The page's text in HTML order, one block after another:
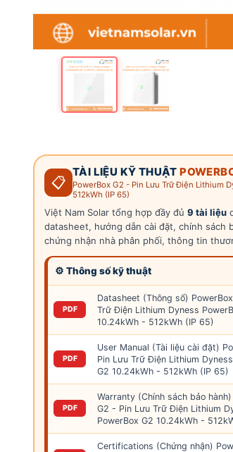
📋
TÀI LIỆU KỸ THUẬT
PowerBox G2 - Pin Lưu Trữ Điện Lithium
512kWh (IP 65)
Việt Nam Solar tổng hợp đầy đủ 9 tài liệu
datasheet, hướng dẫn cài đặt, chính sách
chứng nhận nhà phân phối, thông tin
⚙ Thông số kỹ thuật
PDF
Datasheet (Thông số)
Trữ Điện Lithium Dyness
10.24kWh - 512kWh (IP 65)
PDF
User Manual (Tài liệu cài đặt)
Pin Lưu Trữ Điện Lithium
G2 10.24kWh - 512kWh (IP 65)
PDF
Warranty (Chính sách bảo
G2 - Pin Lưu Trữ Điện Lithium
PowerBox G2 10.24kWh -
Certifications (Chứng nhận)